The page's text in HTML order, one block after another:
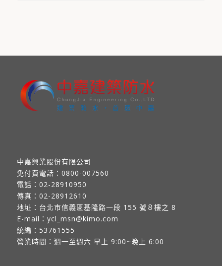
中嘉興業股份有限公司
免付費電話： 0800-007560
電話： 02-28910950
傳真： 02-28912610
地址： 台北市信義區基隆路一段 155 號８樓之 8
E-mail： ycl_msn@kimo.com
統編：53761555
營業時間：週一至週六 早上 9:00~晚上 6:00